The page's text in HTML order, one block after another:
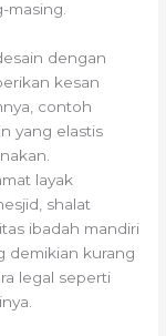
masing.
dengan
kesan
contoh
yang elastis
layak
shalat
ibadah mandiri
demikian kurang
legal seperti